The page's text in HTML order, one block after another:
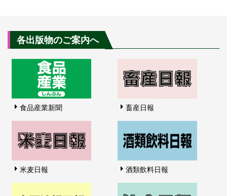
各出版物のご案内へ
食品産業新聞 畜産日報
米麦日報 酒類飲料日報